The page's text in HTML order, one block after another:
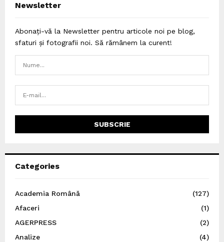
Newsletter
Abonați-vă la Newsletter pentru articole noi pe blog,
sfaturi și fotografii noi. Să rămânem la curent!
Categories
Academia Română
(127)
Afaceri
(1)
AGERPRESS
(2)
Analize
(4)